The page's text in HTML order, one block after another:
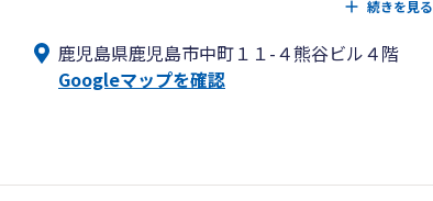
・コンプライアンスサービス
（各税目の申告書作成）
続きを見る
鹿児島県鹿児島市中町１１-４熊谷ビル４階
Googleマップを確認